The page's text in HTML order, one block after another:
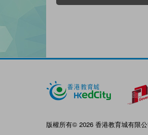
版權所有© 2026 香港教育城有限